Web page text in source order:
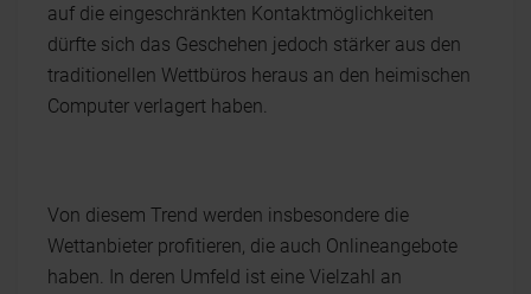
auf die eingeschränkten Kontaktmöglichkeiten
dürfte sich das Geschehen jedoch stärker aus den
traditionellen Wettbüros heraus an den heimischen
Computer verlagert haben.
Von diesem Trend werden insbesondere die
Wettanbieter profitieren, die auch Onlineangebote
haben. In deren Umfeld ist eine Vielzahl an